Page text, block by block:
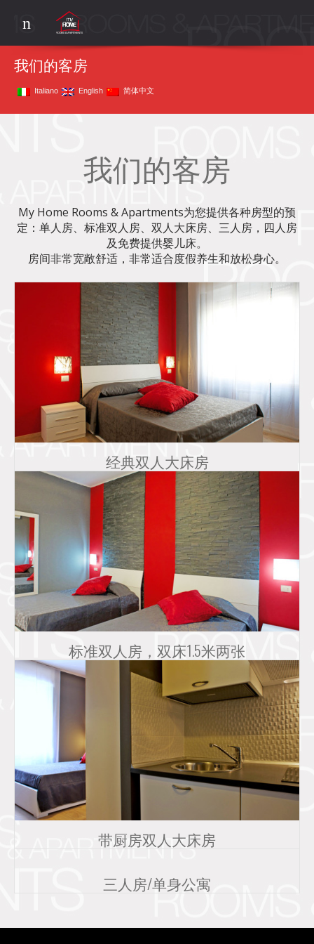
Menu
我们的客房
Italiano English 简体中文
我们的客房
My Home Rooms & Apartments为您提供各种房型的预
定：单人房、标准双人房、双人大床房、三人房，四人房
及免费提供婴儿床。
房间非常宽敞舒适，非常适合度假养生和放松身心。
经典双人大床房
标准双人房，双床1.5米两张
带厨房双人大床房
三人房/单身公寓